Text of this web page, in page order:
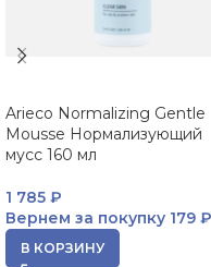
Arieco Normalizing Gentle
Mousse Нормализующий
мусс 160 мл
1 785 ₽
Вернем за покупку 179 ₽
В КОРЗИНУ